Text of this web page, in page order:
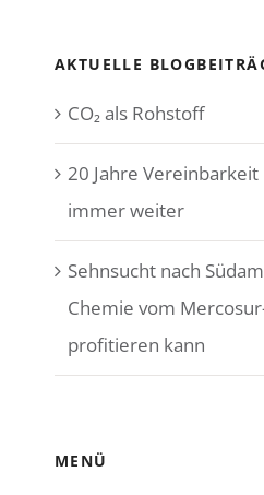
AKTUELLE
CO₂ als Rohstoff
20 Jahre
immer weiter
Sehnsucht nach
Chemie vom
profitieren kann
MENÜ